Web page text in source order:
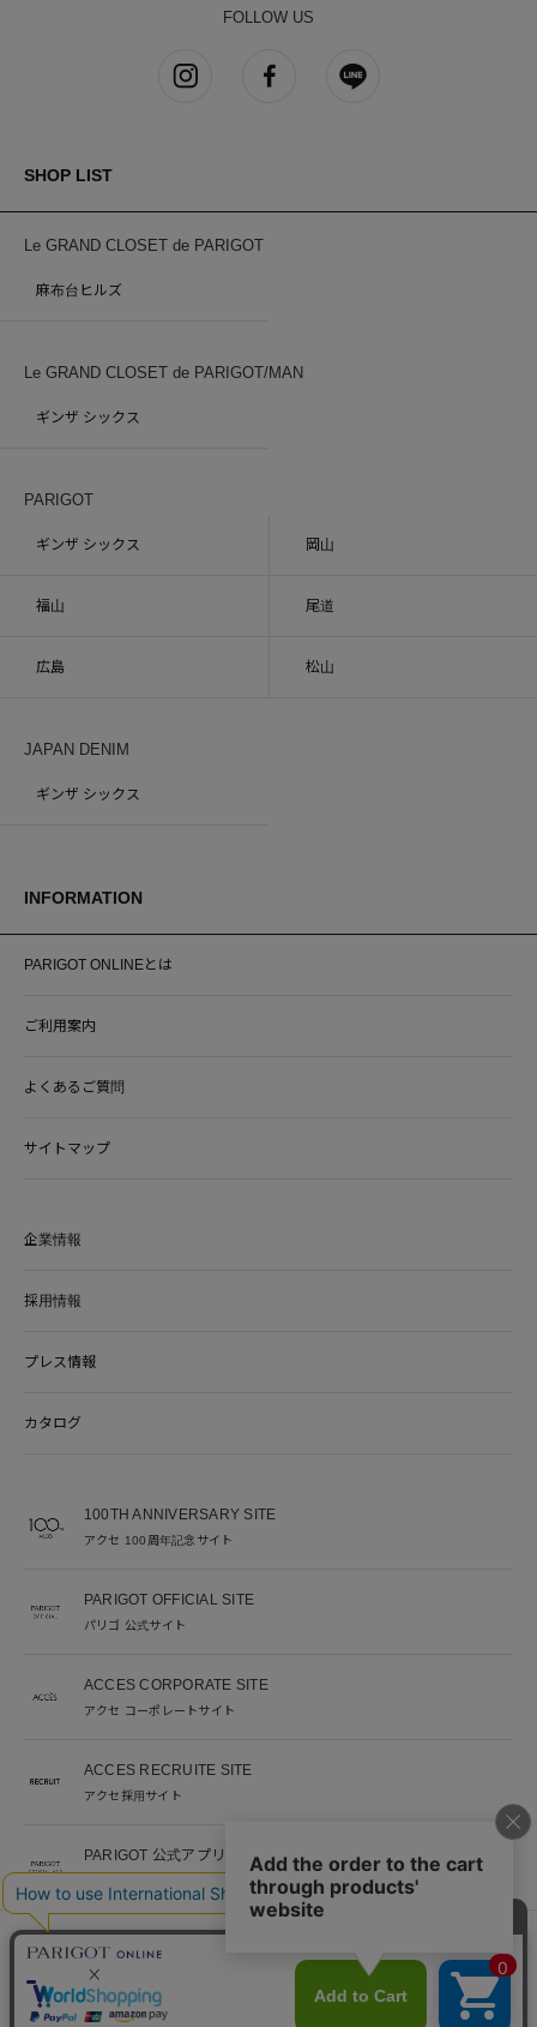
FOLLOW US
SHOP LIST
Le GRAND CLOSET de PARIGOT
麻布台ヒルズ
Le GRAND CLOSET de PARIGOT/MAN
ギンザ シックス
PARIGOT
ギンザ シックス 岡山
福山 尾道
広島 松山
JAPAN DENIM
ギンザ シックス
INFORMATION
PARIGOT ONLINEとは
ご利用案内
よくあるご質問
サイトマップ
企業情報
採用情報
プレス情報
カタログ
100TH ANNIVERSARY SITE
アクセ 100周年記念サイト
PARIGOT OFFICIAL SITE
パリゴ 公式サイト
ACCES CORPORATE SITE
アクセ コーポレートサイト
ACCES RECRUITE SITE
アクセ採用サイト
PARIGOT 公式アプリ
新着情報を、プッシュ通知でいち早くお届け。
©︎ACCES co. ltd. all rights reserved
※当サイト掲載写真のオークションなどへの二次転用を固く禁じます。